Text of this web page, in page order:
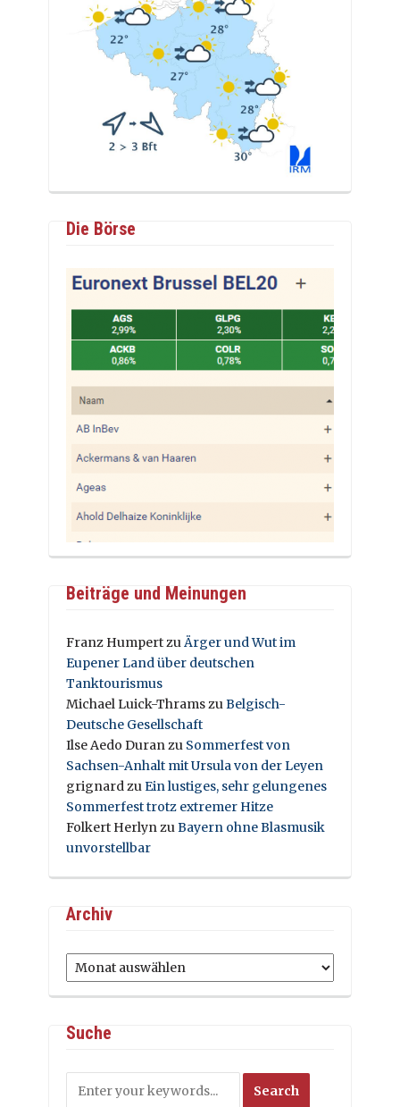
Die Börse
Beiträge und Meinungen
Franz HumpertzuÄrger und Wut im
Eupener Land über deutschen
Tanktourismus
Michael Luick-ThramszuBelgisch-
Deutsche Gesellschaft
Ilse Aedo Duranzu Sommerfest von
Sachsen-Anhalt mit Ursula von der Leyen
grignardzuEin lustiges, sehr gelungenes
Sommerfest trotz extremer Hitze
Folkert HerlynzuBayern ohne Blasmusik
unvorstellbar
Archiv
Archiv
Suche